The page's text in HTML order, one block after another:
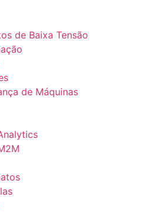
de Baixa Tensão
de Máquinas